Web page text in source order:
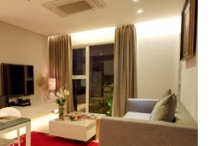
thức nếu không có sự chấp
VTV.vn khi phát hành lại